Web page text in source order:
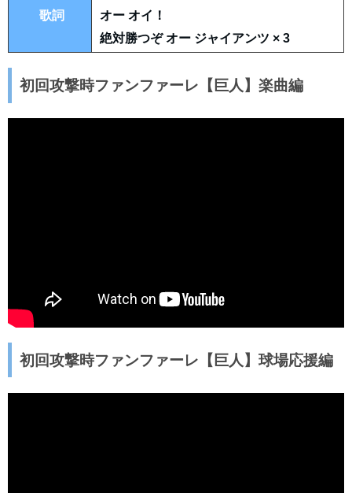
歌詞
オー オイ！
絶対勝つぞ オー ジャイアンツ × 3
初回攻撃時ファンファーレ【巨人】楽曲編
初回攻撃時ファンファーレ【巨人】球場応援編